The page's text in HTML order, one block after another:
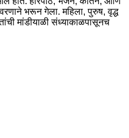
भरून गेला. महिला, पुरुष, वृद्ध
मांडीयाळी संध्याकाळपासूनच